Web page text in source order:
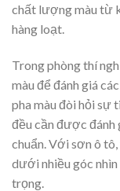
chất lượng màu từ
hàng loạt.
Trong phòng thí
màu để đánh giá
pha màu đòi hỏi sự
đều cần được đánh
chuẩn. Với sơn ô
dưới nhiều góc nhìn
trọng.